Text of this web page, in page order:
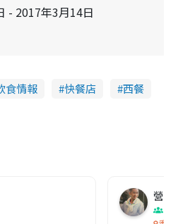
- 2017年3月14日
食情報 快餐店
西餐
營養